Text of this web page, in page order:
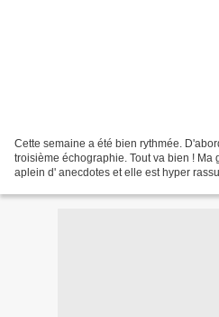
Cette semaine a été bien rythmée.
troisième échographie. Tout va bien ! Ma
aplein d' anecdotes et elle est hyper